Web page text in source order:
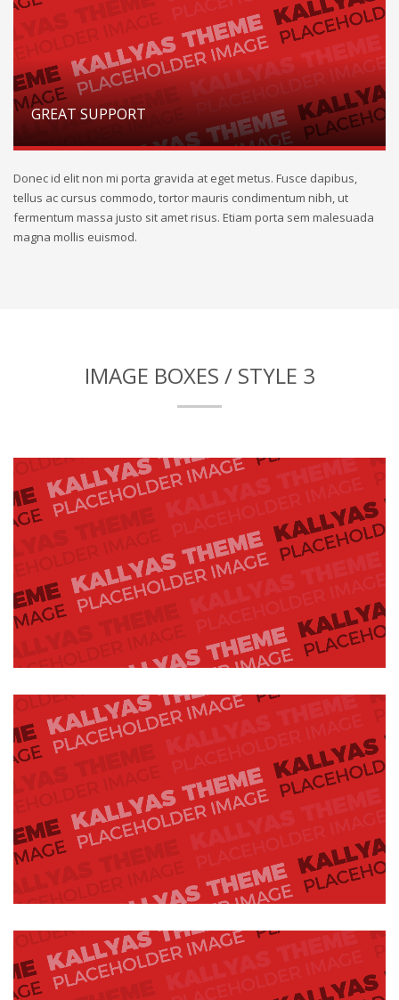
GREAT SUPPORT
Donec id elit non mi porta gravida at eget metus. Fusce dapibus,
tellus ac cursus commodo, tortor mauris condimentum nibh, ut
fermentum massa justo sit amet risus. Etiam porta sem malesuada
magna mollis euismod.
IMAGE BOXES / STYLE 3